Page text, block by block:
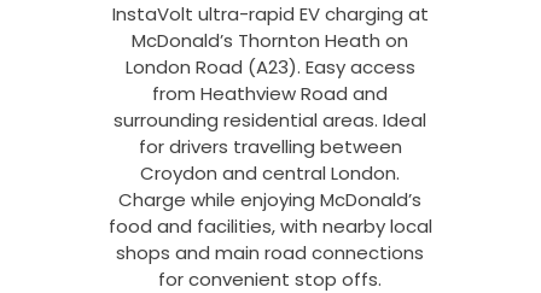
InstaVolt ultra-rapid EV charging at
McDonald’s Thornton Heath on
London Road (A23). Easy access
from Heathview Road and
surrounding residential areas. Ideal
for drivers travelling between
Croydon and central London.
Charge while enjoying McDonald’s
food and facilities, with nearby local
shops and main road connections
for convenient stop offs.